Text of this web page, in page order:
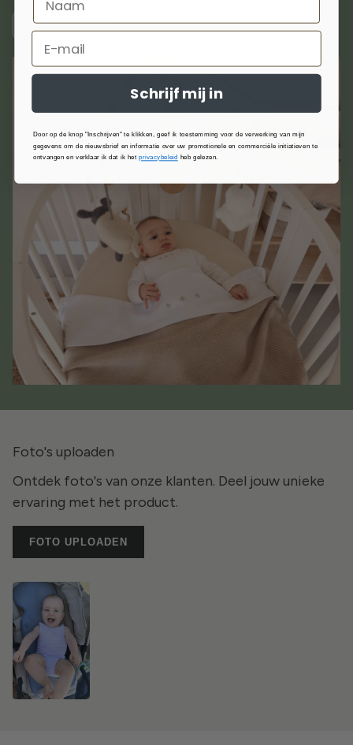
ONTDEK MEER
Foto's uploaden
Ontdek foto's van onze klanten. Deel jouw unieke
ervaring met het product.
FOTO UPLOADEN
Schrijf mij in
Door op de knop "Inschrijven" te klikken, geef ik toestemming voor de verwerking van mijn
gegevens om de nieuwsbrief en informatie over uw promotionele en commerciële initiatieven te
ontvangen en verklaar ik dat ik hetprivacybeleid heb gelezen.